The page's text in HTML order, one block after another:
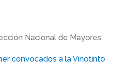
Nacional de Mayores